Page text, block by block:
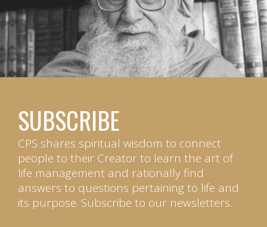
SUBSCRIBE
CPS shares spiritual wisdom to connect
people to their Creator to learn the art of
life management and rationally find
answers to questions pertaining to life and
its purpose. Subscribe to our newsletters.